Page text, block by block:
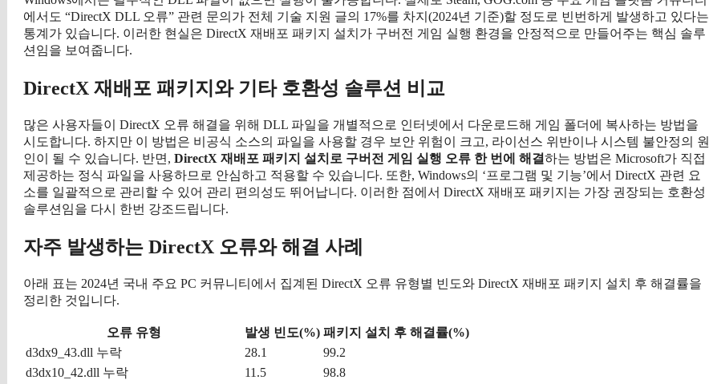
에서도 “DirectX DLL 오류” 관련 문의가 전체 기술 지원 글의 17%를 차지(2024년 기준)할 정도로 빈번하게 발생하고 있다는
통계가 있습니다. 이러한 현실은 DirectX 재배포 패키지 설치가 구버전 게임 실행 환경을 안정적으로 만들어주는 핵심 솔루
션임을 보여줍니다.
DirectX 재배포 패키지와 기타 호환성 솔루션 비교
많은 사용자들이 DirectX 오류 해결을 위해 DLL 파일을 개별적으로 인터넷에서 다운로드해 게임 폴더에 복사하는 방법을
시도합니다. 하지만 이 방법은 비공식 소스의 파일을 사용할 경우 보안 위험이 크고, 라이선스 위반이나 시스템 불안정의 원
인이 될 수 있습니다. 반면, DirectX 재배포 패키지 설치로 구버전 게임 실행 오류 한 번에 해결하는 방법은 Microsoft가 직접
제공하는 정식 파일을 사용하므로 안심하고 적용할 수 있습니다. 또한, Windows의 ‘프로그램 및 기능’에서 DirectX 관련 요
소를 일괄적으로 관리할 수 있어 관리 편의성도 뛰어납니다. 이러한 점에서 DirectX 재배포 패키지는 가장 권장되는 호환성
솔루션임을 다시 한번 강조드립니다.
자주 발생하는 DirectX 오류와 해결 사례
아래 표는 2024년 국내 주요 PC 커뮤니티에서 집계된 DirectX 오류 유형별 빈도와 DirectX 재배포 패키지 설치 후 해결률을
정리한 것입니다.
오류 유형 발생 빈도(%) 패키지 설치 후 해결률(%)
d3dx9_43.dll 누락
28.1
99.2
d3dx10_42.dll 누락
11.5
98.8